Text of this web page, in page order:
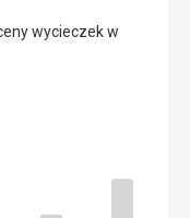
wycieczek w